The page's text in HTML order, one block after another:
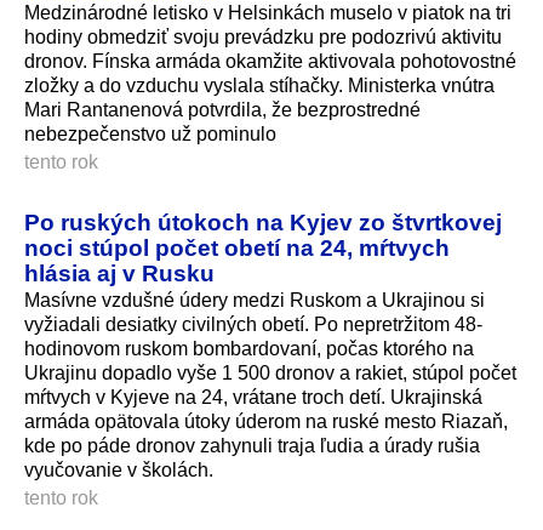
Medzinárodné letisko v Helsinkách muselo v piatok na tri
hodiny obmedziť svoju prevádzku pre podozrivú aktivitu
dronov. Fínska armáda okamžite aktivovala pohotovostné
zložky a do vzduchu vyslala stíhačky. Ministerka vnútra
Mari Rantanenová potvrdila, že bezprostredné
nebezpečenstvo už pominulo
tento rok
Po ruských útokoch na Kyjev zo štvrtkovej
noci stúpol počet obetí na 24, mŕtvych
hlásia aj v Rusku
Masívne vzdušné údery medzi Ruskom a Ukrajinou si
vyžiadali desiatky civilných obetí. Po nepretržitom 48-
hodinovom ruskom bombardovaní, počas ktorého na
Ukrajinu dopadlo vyše 1 500 dronov a rakiet, stúpol počet
mŕtvych v Kyjeve na 24, vrátane troch detí. Ukrajinská
armáda opätovala útoky úderom na ruské mesto Riazaň,
kde po páde dronov zahynuli traja ľudia a úrady rušia
vyučovanie v školách.
tento rok